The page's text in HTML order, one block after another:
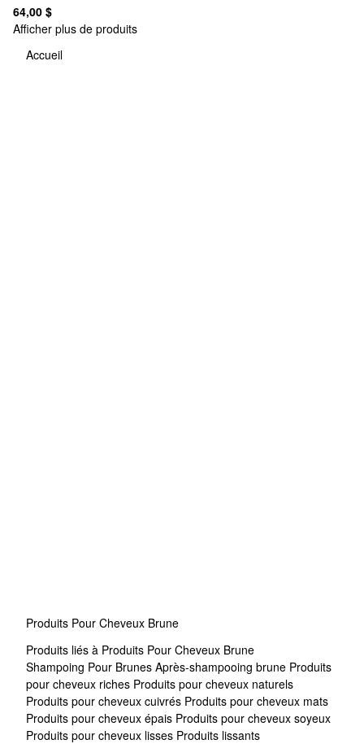
64,00 $
Afficher plus de produits
Accueil
Produits Pour Cheveux Brune
Produits liés à Produits Pour Cheveux Brune
Shampoing Pour Brunes Après-shampooing brune Produits
pour cheveux riches Produits pour cheveux naturels
Produits pour cheveux cuivrés Produits pour cheveux mats
Produits pour cheveux épais Produits pour cheveux soyeux
Produits pour cheveux lisses Produits lissants